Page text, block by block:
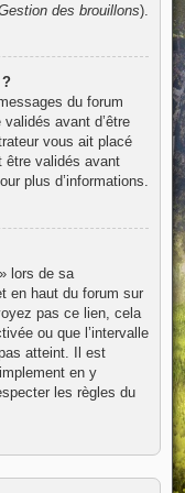
des brouillons).
du forum
avant d’être
vous ait placé
être validés avant
plus d’informations.
lors de sa
en haut du forum sur
pas ce lien, cela
ou que l’intervalle
atteint. Il est
en y
les règles du